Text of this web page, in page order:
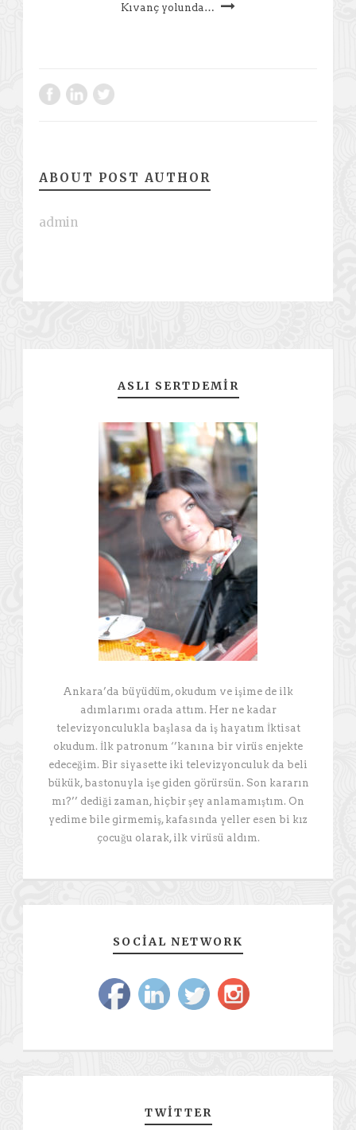
Kıvanç yolunda…
ABOUT POST AUTHOR
admin
ASLI SERTDEMIR
Ankara’da büyüdüm, okudum ve işime de ilk
adımlarımı orada attım. Her ne kadar
televizyonculukla başlasa da iş hayatım İktisat
okudum. İlk patronum ‘’kanına bir virüs enjekte
edeceğim. Bir siyasette iki televizyonculuk da beli
bükük, bastonuyla işe giden görürsün. Son kararın
mı?’’ dediği zaman, hiçbir şey anlamamıştım. On
yedime bile girmemiş, kafasında yeller esen bi kız
çocuğu olarak, ilk virüsü aldım.
SOCIAL NETWORK
TWITTER